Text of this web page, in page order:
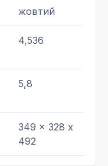
жовтий
4,536
5,8
349 x 328 x
492